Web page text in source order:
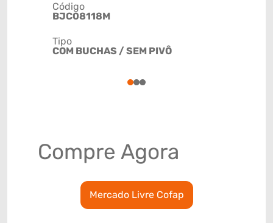
Código
BJC08118M
Tipo
COM BUCHAS / SEM PIVÔ
123
Compre Agora
Mercado Livre Cofap